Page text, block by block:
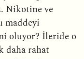
Nikotine ve
maddeyi
oluyor? İleride o
daha rahat